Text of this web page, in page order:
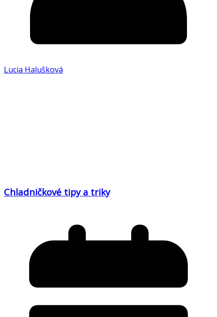
Lucia Halušková
Chladničkové tipy a triky